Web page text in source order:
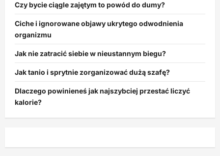
Czy bycie ciągle zajętym to powód do dumy?
Ciche i ignorowane objawy ukrytego odwodnienia
organizmu
Jak nie zatracić siebie w nieustannym biegu?
Jak tanio i sprytnie zorganizować dużą szafę?
Dlaczego powinieneś jak najszybciej przestać liczyć
kalorie?